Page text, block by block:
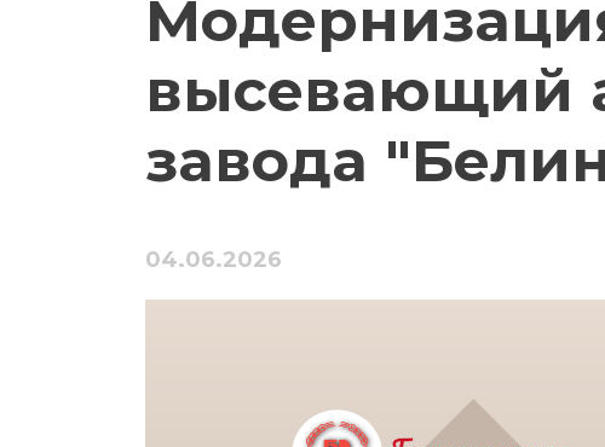
высевающий
завода
04.06.2026